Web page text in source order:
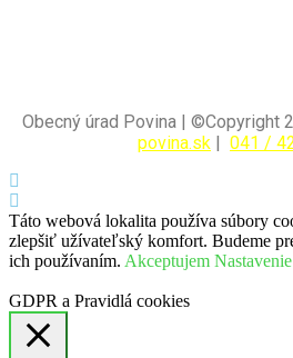
Obecný úrad Povina | ©Copyright
povina.sk
041 /
Táto webová lokalita používa súbory
zlepšiť užívateľský komfort. Budeme
ich používaním. Akceptujem Nastavenie
GDPR a Pravidlá cookies